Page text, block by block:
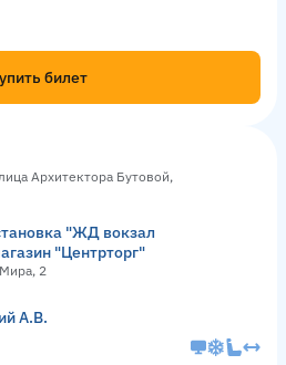
билет
Архитектора Бутовой,
"ЖД вокзал
"Центрторг"
2
А.В.